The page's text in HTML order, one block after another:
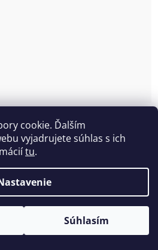
cookie. Ďalším
vyjadrujete súhlas s ich
tu.
Súhlasím
s kosticou Dada
(2 ks)
€14,88 bez DPH